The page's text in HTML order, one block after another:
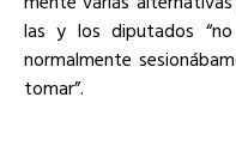
las y los diputados
normalmente
tomar”.